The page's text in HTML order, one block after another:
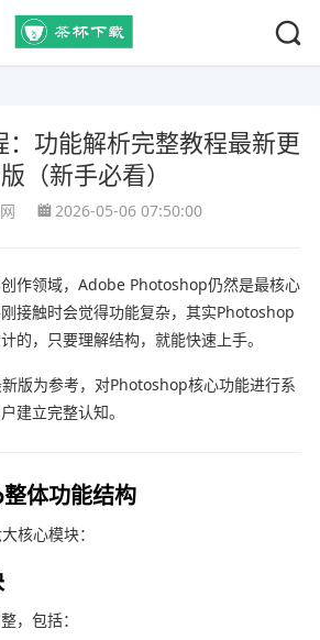
：功能解析完整教程最新更
（新手必看）
2026-05-06 07:50:00
作领域， Adobe Photoshop仍然是最核心
接触时会觉得功能复杂，其实Photoshop
的，只要理解结构，就能快速上手。
版为参考，对Photoshop核心功能进行系
建立完整认知。
体功能结构
核心模块：
，包括：